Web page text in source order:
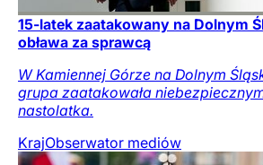
15-latek zaatakowany na Dolnym
obława za sprawcą
W Kamiennej Górze na Dolnym
grupa zaatakowała
nastolatka.
KrajObserwator mediów